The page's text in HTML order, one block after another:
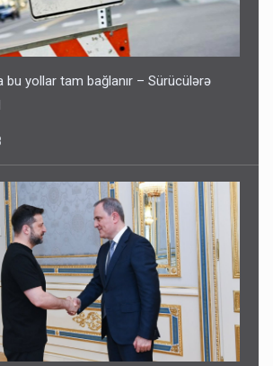
bu yollar tam bağlanır – Sürücülərə